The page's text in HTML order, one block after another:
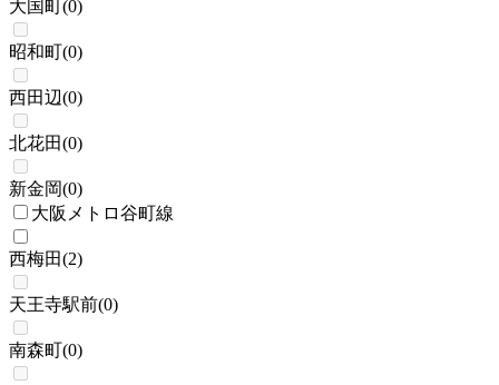
大国町(0)
昭和町(0)
西田辺(0)
北花田(0)
新金岡(0)
大阪メトロ谷町線
西梅田(2)
天王寺駅前(0)
南森町(0)